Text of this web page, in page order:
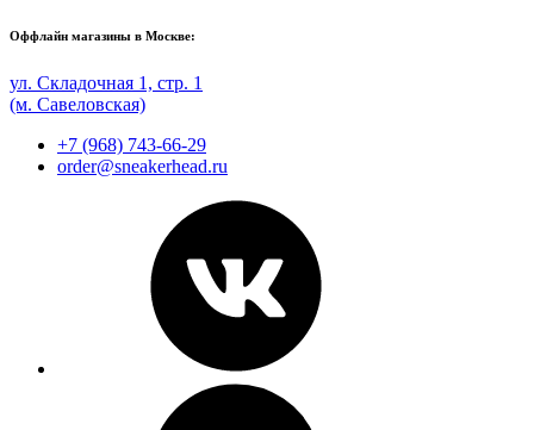
Оффлайн магазины в Москве:
ул. Складочная 1, стр. 1
(м. Савеловская)
+7 (968) 743-66-29
order@sneakerhead.ru